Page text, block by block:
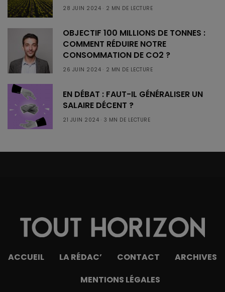
28 JUIN 2024 2 MN DE LECTURE
OBJECTIF 100 MILLIONS DE TONNES :
COMMENT RÉDUIRE NOTRE
CONSOMMATION DE CO2 ?
26 JUIN 2024 2 MN DE LECTURE
EN DÉBAT : FAUT-IL GÉNÉRALISER UN
SALAIRE DÉCENT ?
21 JUIN 2024 3 MN DE LECTURE
ACCUEIL LA RÉDAC’ CONTACT
ARCHIVES
MENTIONS LÉGALES